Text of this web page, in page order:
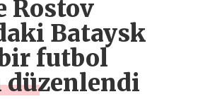
Rostov
Bataysk
futbol
düzenlendi